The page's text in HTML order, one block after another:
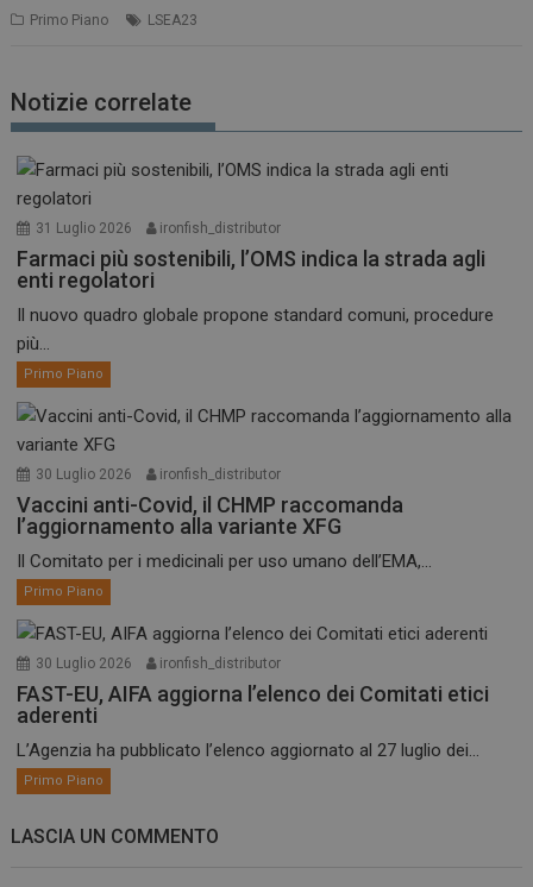
Primo Piano LSEA23
Notizie correlate
31 Luglio 2026 ironfish_distributor
Farmaci più sostenibili, l’OMS indica la strada agli
enti regolatori
Il nuovo quadro globale propone standard comuni, procedure
più...
Primo Piano
30 Luglio 2026 ironfish_distributor
Vaccini anti-Covid, il CHMP raccomanda
l’aggiornamento alla variante XFG
Il Comitato per i medicinali per uso umano dell’EMA,...
Primo Piano
30 Luglio 2026 ironfish_distributor
FAST-EU, AIFA aggiorna l’elenco dei Comitati etici
aderenti
L’Agenzia ha pubblicato l’elenco aggiornato al 27 luglio dei...
Primo Piano
LASCIA UN COMMENTO
VISITOR_INFO1_LIVE